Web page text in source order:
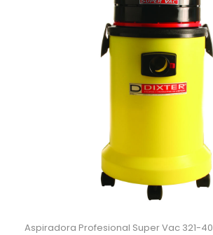
Aspiradora Profesional Super Vac 321-40